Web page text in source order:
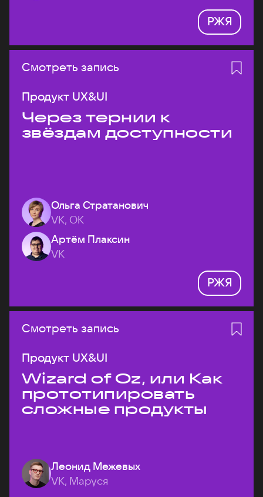
РЖЯ
Смотреть запись
Продукт UX&UI
Через тернии к
звёздам доступности
Ольга Стратанович
VK, ОК
Артём Плаксин
VK
РЖЯ
Смотреть запись
Продукт UX&UI
Wizard of Oz, или Как
прототипировать
сложные продукты
Леонид Межевых
VK, Маруся